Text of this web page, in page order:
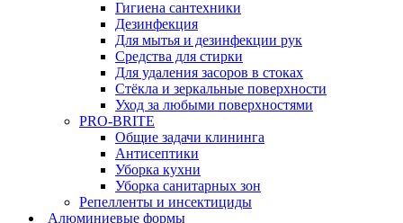
Гигиена сантехники
Дезинфекция
Для мытья и дезинфекции рук
Средства для стирки
Для удаления засоров в стоках
Стёкла и зеркальные поверхности
Уход за любыми поверхностями
PRO-BRITE
Общие задачи клининга
Антисептики
Уборка кухни
Уборка санитарных зон
Репелленты и инсектициды
Алюминиевые формы